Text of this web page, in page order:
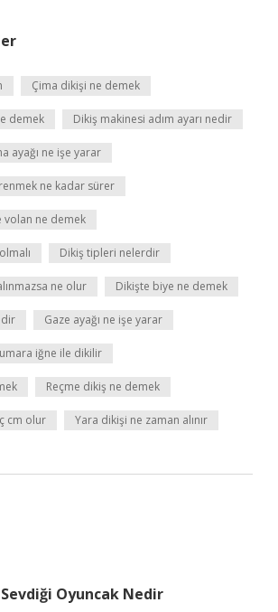
Çima dikişi ne demek
demek Dikiş makinesi adım ayarı nedir
ayağı ne işe yarar
ne kadar sürer
volan ne demek
Dikiş tipleri nelerdir
ne olur Dikişte biye ne demek
Gaze ayağı ne işe yarar
iğne ile dikilir
Reçme dikiş ne demek
cm olur Yara dikişi ne zaman alınır
Oyuncak Nedir